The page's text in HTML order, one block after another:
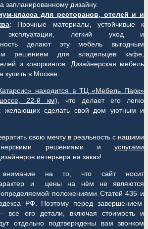
запланированному дизайну.
класса для ресторанов, отелей и и
: Прочные материалы, устойчивые к
эксплуатации, легкий уход и
делают эту мебель выгодным
решением для владельцев кафе,
и коворкингов. Дизайнерская мебель
купить в Москве.
находится в ТЦ «Мебель Парк»
22-й км) , что делает его легко
желающих сделать свой дом уютным и
свою мечту в реальность с нашими
решениями и услугами
интерьера на заказ!
на то, что сайт носит
и цены на нём не являются
положениями Статей 435 и
РФ. Поэтому перед завершением
все его детали, включая стоимость и
отдельно подтверждены вам звонком